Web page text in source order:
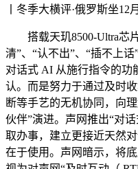
丨冬季大横评·俄罗斯坐12
搭载天玑8500-Ultra芯
清”、“认不出”、“插不上
对话式 AI 从施行指令的功
认。而是努力于通过及时
断等手艺的无机协同，向
伙伴”演进。声网推出“对
取办事，建立更接近天然
在于使用。声网暗示，将